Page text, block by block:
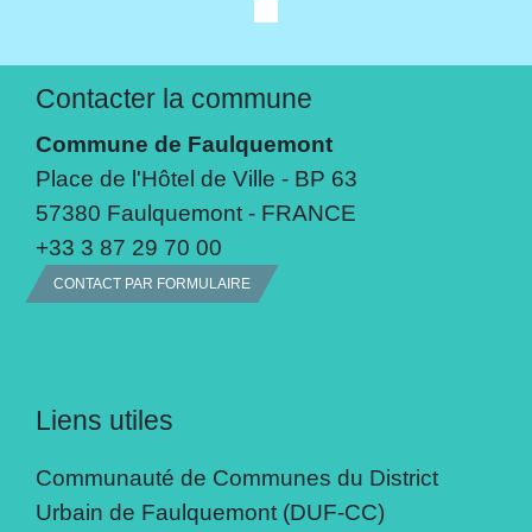
Contacter la commune
Commune de Faulquemont
Place de l'Hôtel de Ville - BP 63
57380 Faulquemont - FRANCE
+33 3 87 29 70 00
CONTACT PAR FORMULAIRE
Liens utiles
Communauté de Communes du District
Urbain de Faulquemont (DUF-CC)